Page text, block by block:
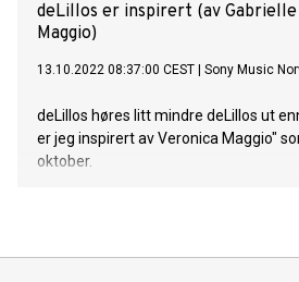
deLillos er inspirert (av Gabrielle
Maggio)
13.10.2022 08:37:00 CEST Sony Music
deLillos høres litt mindre deLillos ut
er jeg inspirert av Veronica Maggio"
oktober.